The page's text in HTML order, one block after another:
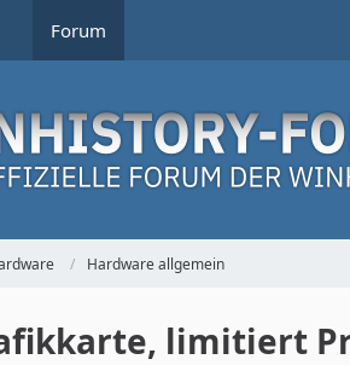
Forum
Hardware allgemein
limitiert